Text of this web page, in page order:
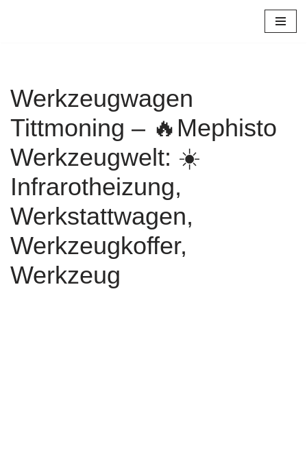
Werkzeugwagen
Tittmoning – 🔥Mephisto
Werkzeugwelt: ☀️
Infrarotheizung,
Werkstattwagen,
Werkzeugkoffer,
Werkzeug